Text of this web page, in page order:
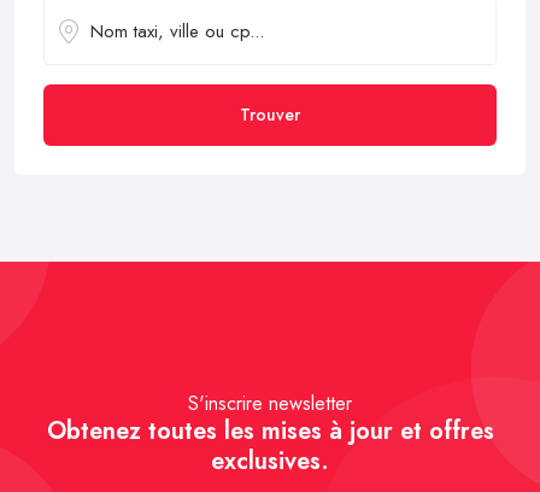
Trouver
S'inscrire newsletter
Obtenez toutes les mises à jour et offres
exclusives.